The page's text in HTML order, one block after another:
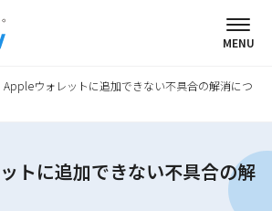
MENU
Appleウォレットに追加できない不具合の解消につ
トに追加できない不具合の解